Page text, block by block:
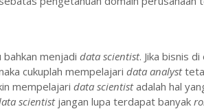
bahkan menjadi data scientist. Jika bisnis
cukuplah mempelajari data analyst
mempelajari data scientistadalah hal
scientistjangan lupa terdapat banyak